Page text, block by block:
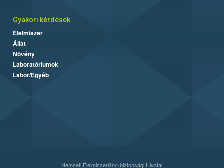
Gyakori kérdések
Élelmiszer
Állat
Növény
Laboratóriumok
Labor/Egyéb
Nemzeti Élelmiszerlánc-biztonsági Hivatal